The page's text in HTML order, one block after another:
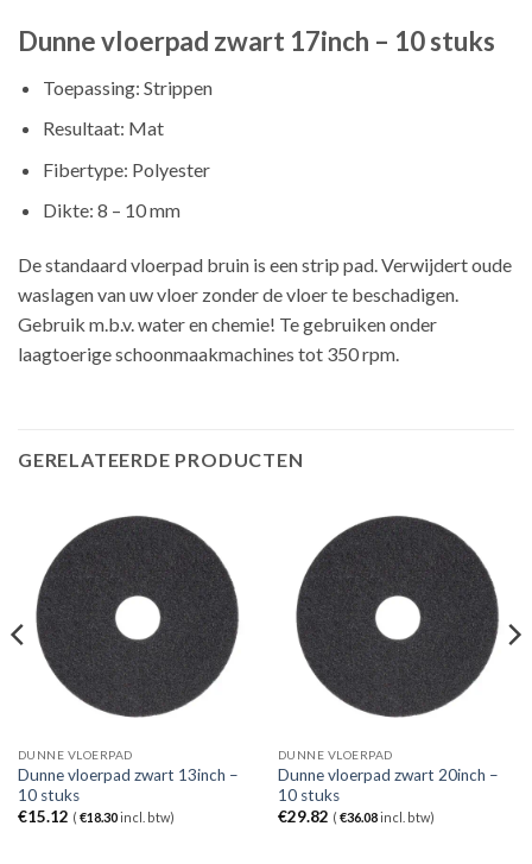
Dunne vloerpad zwart 17inch – 10 stuks
Toepassing: Strippen
Resultaat: Mat
Fibertype: Polyester
Dikte: 8 – 10 mm
De standaard vloerpad bruin is een strip pad. Verwijdert oude
waslagen van uw vloer zonder de vloer te beschadigen.
Gebruik m.b.v. water en chemie! Te gebruiken onder
laagtoerige schoonmaakmachines tot 350 rpm.
GERELATEERDE PRODUCTEN
DUNNE VLOERPAD
Dunne vloerpad zwart 13inch –
10 stuks
€15.12 ( €18.30incl. btw)
DUNNE VLOERPAD
Dunne vloerpad zwart 20inch –
10 stuks
€29.82 ( €36.08incl. btw)